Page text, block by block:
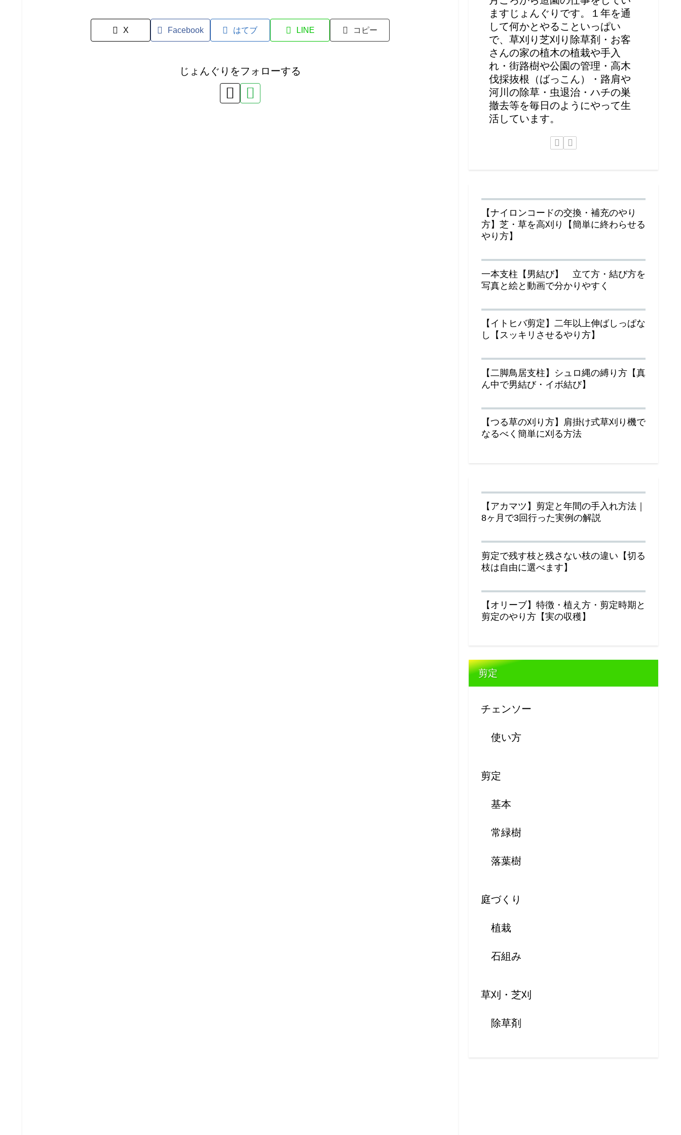
X Facebook はてブ LINE コピー
じょんぐりをフォローする
ますじょんぐりです。１年を通
して何かとやることいっぱい
で、草刈り芝刈り除草剤・お客
さんの家の植木の植栽や手入
れ・街路樹や公園の管理・高木
伐採抜根（ばっこん）・路肩や
河川の除草・虫退治・ハチの巣
撤去等を毎日のようにやって生
活しています。
【ナイロンコードの交換・補充のやり
方】芝・草を高刈り【簡単に終わらせる
やり方】
一本支柱【男結び】 立て方・結び方を
写真と絵と動画で分かりやすく
【イトヒバ剪定】二年以上伸ばしっぱな
し【スッキリさせるやり方】
【二脚鳥居支柱】シュロ縄の縛り方【真
ん中で男結び・イボ結び】
【つる草の刈り方】肩掛け式草刈り機で
なるべく簡単に刈る方法
【アカマツ】剪定と年間の手入れ方法｜
8ヶ月で3回行った実例の解説
剪定で残す枝と残さない枝の違い【切る
枝は自由に選べます】
【オリーブ】特徴・植え方・剪定時期と
剪定のやり方【実の収穫】
剪定
チェンソー
使い方
剪定
基本
常緑樹
落葉樹
庭づくり
植栽
石組み
草刈・芝刈
除草剤